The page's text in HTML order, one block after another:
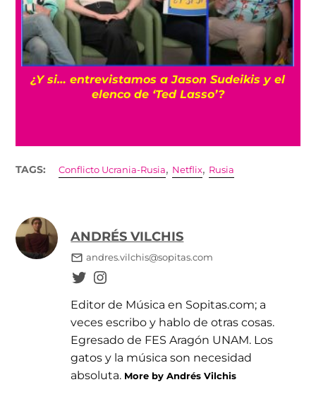
¿Y si… entrevistamos a Jason Sudeikis y el
elenco de ‘Ted Lasso’?
TAGS: Conflicto Ucrania-Rusia, Netflix, Rusia
ANDRÉS VILCHIS
andres.vilchis@sopitas.com
Editor de Música en Sopitas.com; a
veces escribo y hablo de otras cosas.
Egresado de FES Aragón UNAM. Los
gatos y la música son necesidad
absoluta. More by Andrés Vilchis